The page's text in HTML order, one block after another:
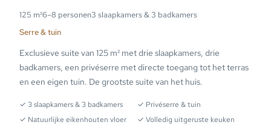
125 m²6–8 personen3 slaapkamers & 3 badkamers
Serre & tuin
Exclusieve suite van 125 m² met drie slaapkamers, drie
badkamers, een privéserre met directe toegang tot het terras
en een eigen tuin. De grootste suite van het huis.
✓ 3 slaapkamers & 3 badkamers
✓ Privéserre & tuin
✓ Natuurlijke eikenhouten vloer
✓ Volledig uitgeruste keuken